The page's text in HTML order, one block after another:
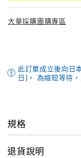
大量採購團購專區
此訂單成立後向日
日)。 為縮短等待
規格
退貨說明